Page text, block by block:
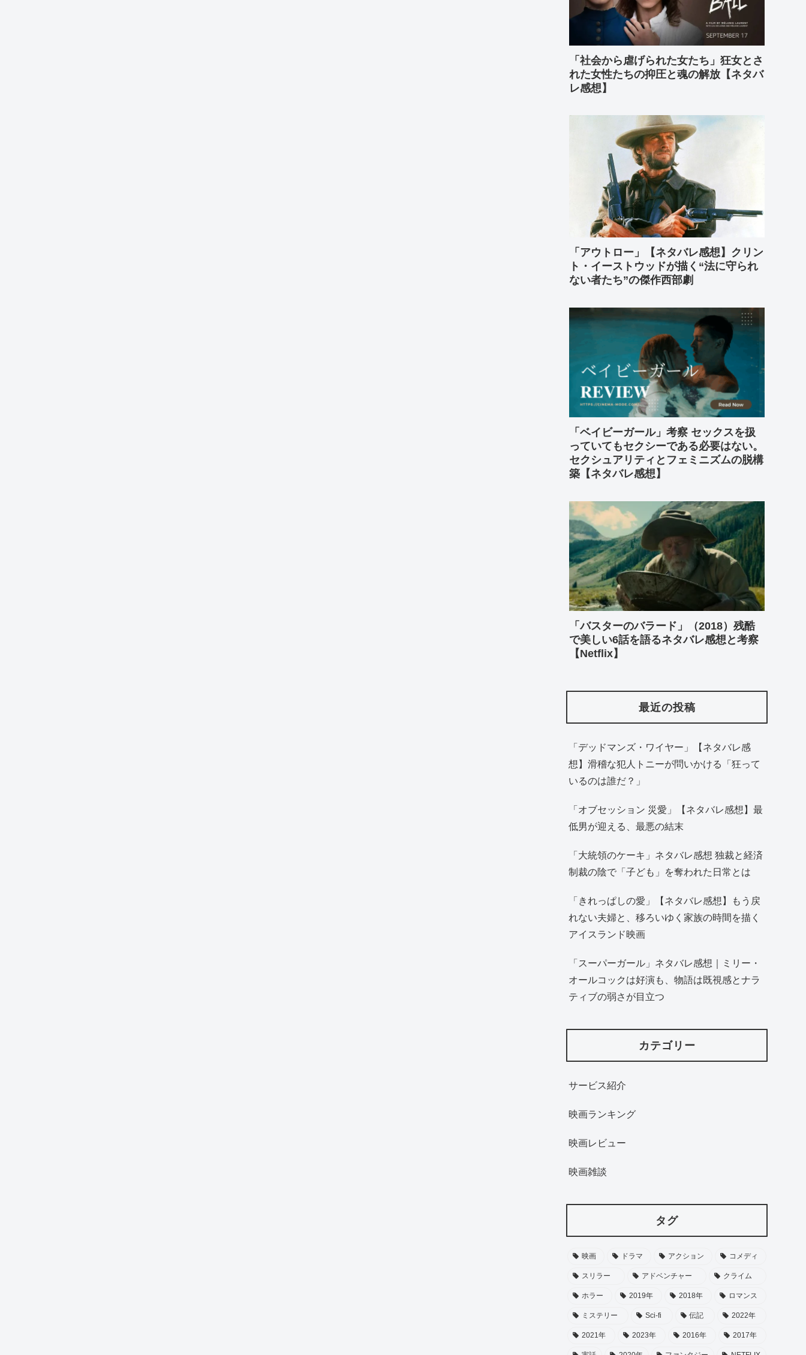
「社会から虐げられた女たち」狂女とさ
れた女性たちの抑圧と魂の解放【ネタバ
レ感想】
「アウトロー」【ネタバレ感想】クリン
ト・イーストウッドが描く“法に守られ
ない者たち”の傑作西部劇
「ベイビーガール」考察 セックスを扱
っていてもセクシーである必要はない。
セクシュアリティとフェミニズムの脱構
築【ネタバレ感想】
「バスターのバラード」（2018）残酷
で美しい6話を語るネタバレ感想と考察
【Netflix】
最近の投稿
「デッドマンズ・ワイヤー」【ネタバレ感
想】滑稽な犯人トニーが問いかける「狂って
いるのは誰だ？」
「オブセッション 災愛」【ネタバレ感想】最
低男が迎える、最悪の結末
「大統領のケーキ」ネタバレ感想 独裁と経済
制裁の陰で「子ども」を奪われた日常とは
「きれっぱしの愛」【ネタバレ感想】もう戻
れない夫婦と、移ろいゆく家族の時間を描く
アイスランド映画
「スーパーガール」ネタバレ感想｜ミリー・
オールコックは好演も、物語は既視感とナラ
ティブの弱さが目立つ
カテゴリー
サービス紹介
映画ランキング
映画レビュー
映画雑談
タグ
映画 ドラマ アクション コメディ
スリラー アドベンチャー クライム
ホラー 2019年 2018年 ロマンス
ミステリー Sci-fi 伝記 2022年
2021年 2023年 2016年 2017年